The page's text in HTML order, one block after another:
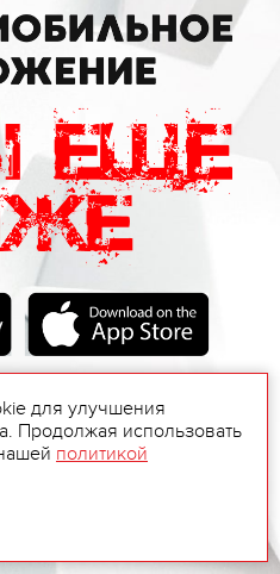
для улучшения
Продолжая использовать
политикой